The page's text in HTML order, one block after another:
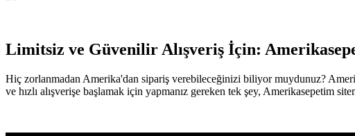
Limitsiz ve Güvenilir Alışveriş İçin:
Hiç zorlanmadan Amerika'dan sipariş verebileceğinizi biliyor muydunuz?
ve hızlı alışverişe başlamak için yapmanız gereken tek şey, Amerikasepetim